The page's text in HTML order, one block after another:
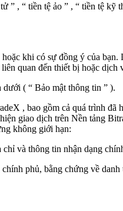
” , “ tiền tệ ảo ” , “ tiền tệ kỹ
khi có sự đồng ý của
quan đến thiết bị hoặc
dưới ( “ Bảo mật thông tin ” ).
, bao gồm cả quá trình đã
giao dịch trên Nền tảng
không giới hạn:
và thông tin nhận dạng
phủ, bằng chứng về